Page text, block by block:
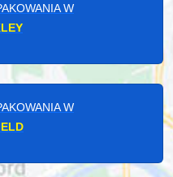
W
W